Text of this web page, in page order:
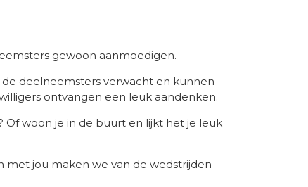
gewoon aanmoedigen.
deelneemsters verwacht en kunnen
ontvangen een leuk aandenken.
Of woon je in de buurt en lijkt het je leuk
met jou maken we van de wedstrijden